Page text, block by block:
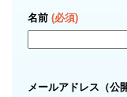
名前 (必須)
メールアドレス（公